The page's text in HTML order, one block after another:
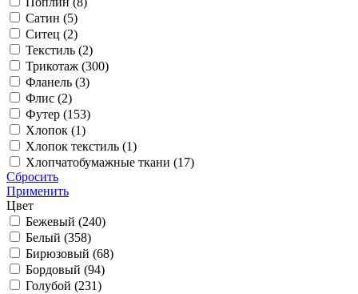
Сатин (5)
Ситец (2)
Текстиль (2)
Трикотаж (300)
Фланель (3)
Флис (2)
Футер (153)
Хлопок (1)
Хлопок текстиль (1)
Хлопчатобумажные ткани (17)
Сбросить
Применить
Цвет
Бежевый (240)
Белый (358)
Бирюзовый (68)
Бордовый (94)
Голубой (231)